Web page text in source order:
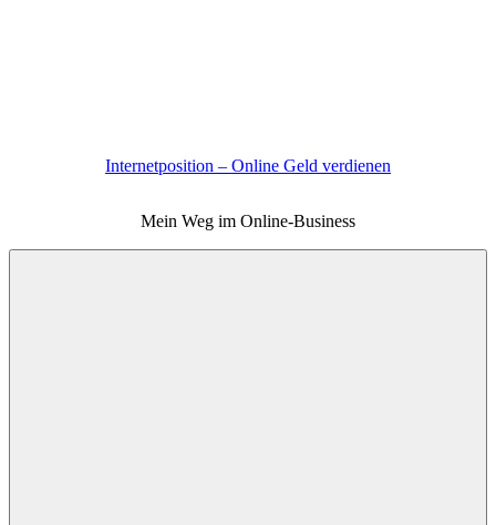
Internetposition – Online Geld verdienen
Mein Weg im Online-Business